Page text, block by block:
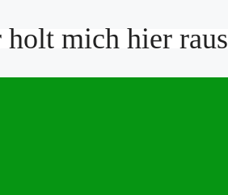
mich hier raus